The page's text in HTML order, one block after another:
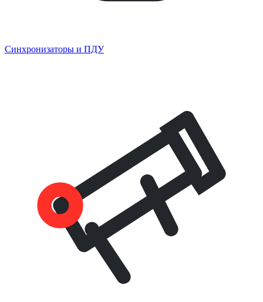
Синхронизаторы и ПДУ